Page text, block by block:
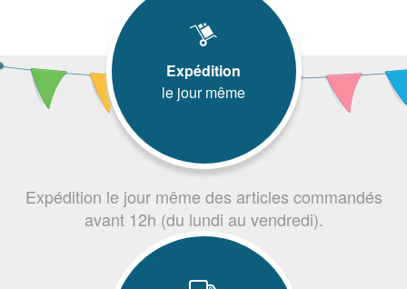
Expédition
le jour même
Expédition le jour même des articles commandés
avant 12h (du lundi au vendredi).